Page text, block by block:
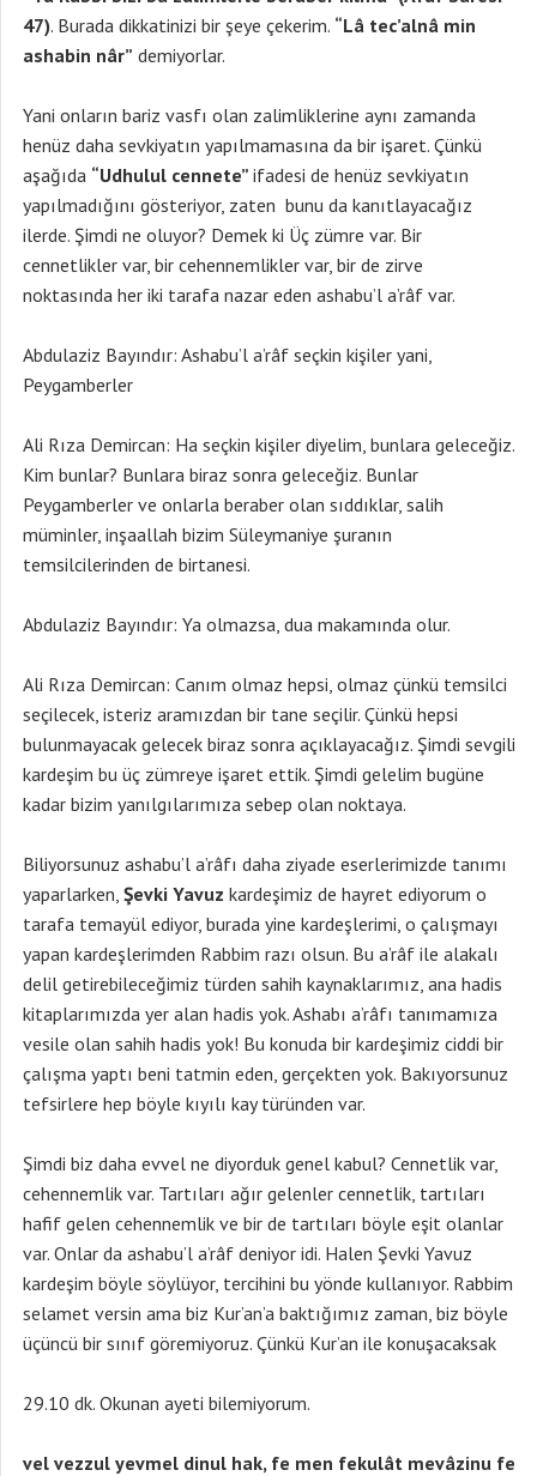
47). Burada dikkatinizi bir şeye çekerim. “Lâ tec’alnâ min
ashabin nâr” demiyorlar.
Yani onların bariz vasfı olan zalimliklerine aynı zamanda
henüz daha sevkiyatın yapılmamasına da bir işaret. Çünkü
aşağıda “Udhulul cennete” ifadesi de henüz sevkiyatın
yapılmadığını gösteriyor, zaten bunu da kanıtlayacağız
ilerde. Şimdi ne oluyor? Demek ki Üç zümre var. Bir
cennetlikler var, bir cehennemlikler var, bir de zirve
noktasında her iki tarafa nazar eden ashabu’l a’râf var.
Abdulaziz Bayındır: Ashabu’l a’râf seçkin kişiler yani,
Peygamberler
Ali Rıza Demircan: Ha seçkin kişiler diyelim, bunlara geleceğiz.
Kim bunlar? Bunlara biraz sonra geleceğiz. Bunlar
Peygamberler ve onlarla beraber olan sıddıklar, salih
müminler, inşaallah bizim Süleymaniye şuranın
temsilcilerinden de birtanesi.
Abdulaziz Bayındır: Ya olmazsa, dua makamında olur.
Ali Rıza Demircan: Canım olmaz hepsi, olmaz çünkü temsilci
seçilecek, isteriz aramızdan bir tane seçilir. Çünkü hepsi
bulunmayacak gelecek biraz sonra açıklayacağız. Şimdi sevgili
kardeşim bu üç zümreye işaret ettik. Şimdi gelelim bugüne
kadar bizim yanılgılarımıza sebep olan noktaya.
Biliyorsunuz ashabu’l a’râfı daha ziyade eserlerimizde tanımı
yaparlarken, Şevki Yavuz kardeşimiz de hayret ediyorum o
tarafa temayül ediyor, burada yine kardeşlerimi, o çalışmayı
yapan kardeşlerimden Rabbim razı olsun. Bu a’râf ile alakalı
delil getirebileceğimiz türden sahih kaynaklarımız, ana hadis
kitaplarımızda yer alan hadis yok. Ashabı a’râfı tanımamıza
vesile olan sahih hadis yok! Bu konuda bir kardeşimiz ciddi bir
çalışma yaptı beni tatmin eden, gerçekten yok. Bakıyorsunuz
tefsirlere hep böyle kıyılı kay türünden var.
Şimdi biz daha evvel ne diyorduk genel kabul? Cennetlik var,
cehennemlik var. Tartıları ağır gelenler cennetlik, tartıları
hafif gelen cehennemlik ve bir de tartıları böyle eşit olanlar
var. Onlar da ashabu’l a’râf deniyor idi. Halen Şevki Yavuz
kardeşim böyle söylüyor, tercihini bu yönde kullanıyor. Rabbim
selamet versin ama biz Kur’an’a baktığımız zaman, biz böyle
üçüncü bir sınıf göremiyoruz. Çünkü Kur’an ile konuşacaksak
29.10 dk. Okunan ayeti bilemiyorum.
vel vezzul yevmel dinul hak, fe men fekulât mevâzinu fe